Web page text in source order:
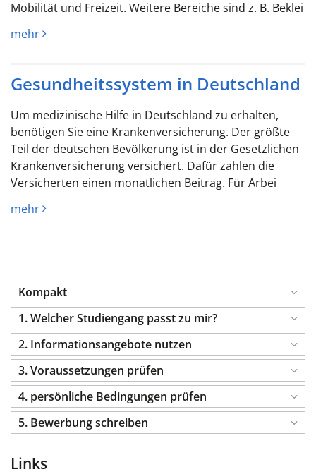
Mobilität und Freizeit. Weitere Bereiche sind z. B. Beklei
mehr
Gesundheitssystem in Deutschland
Um medizinische Hilfe in Deutschland zu erhalten,
benötigen Sie eine Krankenversicherung. Der größte
Teil der deutschen Bevölkerung ist in der Gesetzlichen
Krankenversicherung versichert. Dafür zahlen die
Versicherten einen monatlichen Beitrag. Für Arbei
mehr
Kompakt
1. Welcher Studiengang passt zu mir?
2. Informationsangebote nutzen
3. Voraussetzungen prüfen
4. persönliche Bedingungen prüfen
5. Bewerbung schreiben
Links